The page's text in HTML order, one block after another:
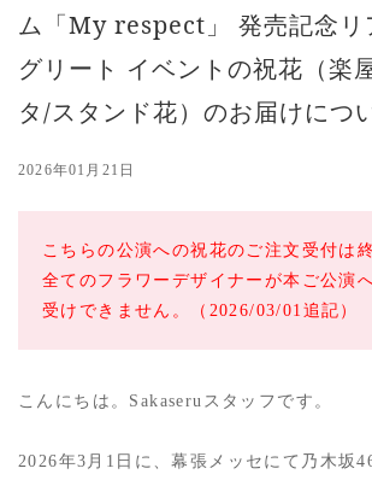
ム「My respect」 発売記念リ
グリート イベントの祝花（楽
タ/スタンド花）のお届けにつ
2026年01月21日
こちらの公演への祝花のご注文受付は
全てのフラワーデザイナーが本ご公演
受けできません。（2026/03/01追記）
こんにちは。Sakaseruスタッフです。
2026年3月1日に、幕張メッセにて乃木坂